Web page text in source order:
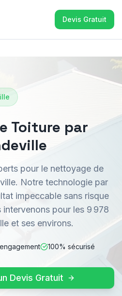
Devis Gratuit
Toiture par
pour le nettoyage de
Notre technologie par
impeccable sans risque
pour les 9 978
et ses environs.
100% sécurisé
Devis Gratuit